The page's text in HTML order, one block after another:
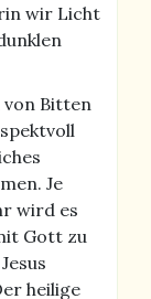
wir Licht
Bitten
Je
wird es
Gott zu
heilige